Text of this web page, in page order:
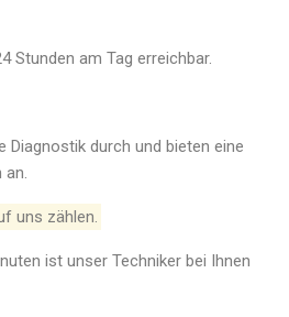
Stunden am Tag erreichbar.
Diagnostik durch und bieten eine
an.
uns zählen.
ist unser Techniker bei Ihnen